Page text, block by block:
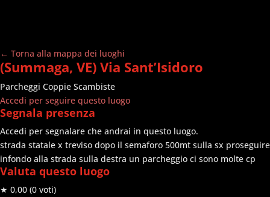
← Torna alla mappa dei luoghi
(Summaga, VE) Via Sant’Isidoro
Parcheggi Coppie Scambiste
Accedi per seguire questo luogo
Segnala presenza
Accedi per segnalare che andrai in questo luogo.
strada statale x treviso dopo il semaforo 500mt sulla sx proseguire
infondo alla strada sulla destra un parcheggio ci sono molte cp
Valuta questo luogo
★ 0,00 (0 voti)